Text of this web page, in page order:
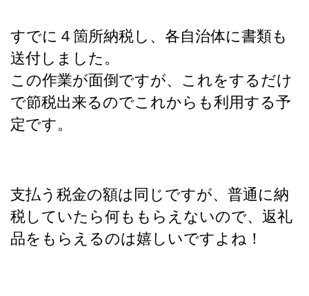
すでに４箇所納税し、各自治体に書類も
送付しました。
この作業が面倒ですが、これをするだけ
で節税出来るのでこれからも利用する予
定です。
支払う税金の額は同じですが、普通に納
税していたら何ももらえないので、返礼
品をもらえるのは嬉しいですよね！